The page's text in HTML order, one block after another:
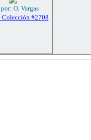
O. Vargas
Colección #2708